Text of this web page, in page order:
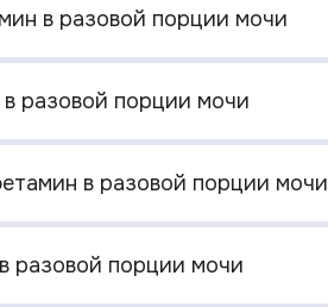
в разовой порции мочи
разовой порции мочи
в разовой порции мочи
разовой порции мочи